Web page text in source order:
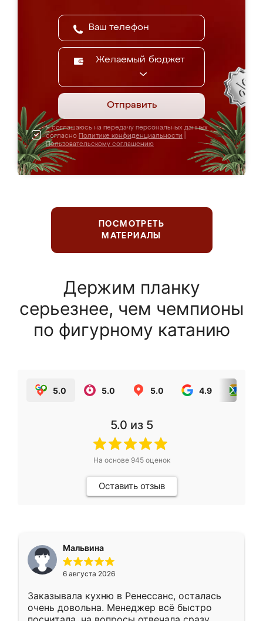
Желаемый бюджет
Отправить
Я соглашаюсь на передачу персональных данных
согласно Политике конфиденциальности
Пользовательскому соглашению
ПОСМОТРЕТЬ
МАТЕРИАЛЫ
Держим планку
серьезнее, чем чемпионы
по фигурному катанию
5.0 5.0 5.0 4.9
5.0 из 5
На основе 945оценок
Оставить отзыв
Мальвина
6 августа 2026
Заказывала кухню в Ренессанс, осталась
очень довольна. Менеджер всё быстро